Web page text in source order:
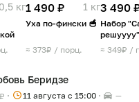
0,5 кг1 490 ₽ 1 кг
Уха по-фински 🥣
≈ 373₽ / порц.
3 490
Набор
≈ 349₽ /
Беридзе
₽ 11 августа с 15:00 —